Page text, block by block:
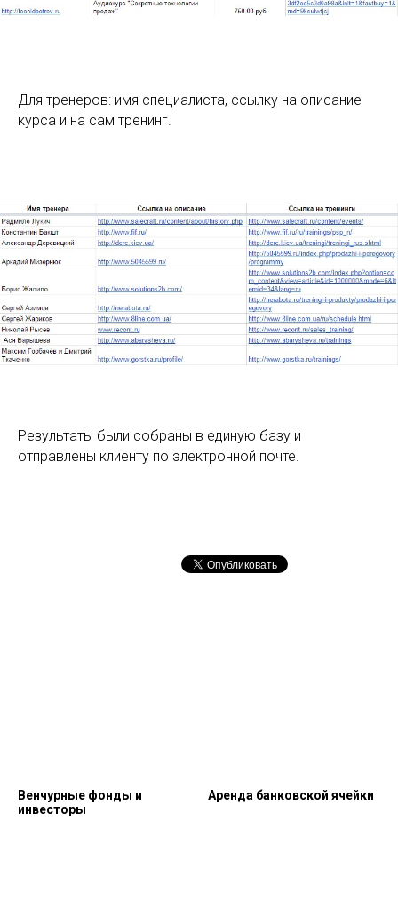
Для тренеров: имя специалиста, ссылку на описание
курса и на сам тренинг.
Результаты были собраны в единую базу и
отправлены клиенту по электронной почте.
Венчурные фонды и
инвесторы
Аренда банковской ячейки